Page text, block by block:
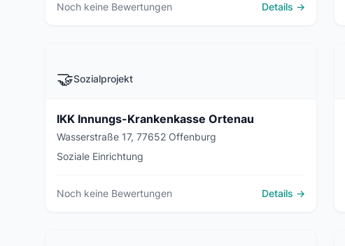
Noch keine Bewertungen Details →
🤝Sozialprojekt
IKK Innungs-Krankenkasse Ortenau
Wasserstraße 17, 77652 Offenburg
Soziale Einrichtung
Noch keine Bewertungen Details →